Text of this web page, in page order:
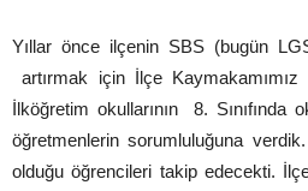
Yıllar önce ilçenin SBS (bugün
artırmak için İlçe
İlköğretim okullarının 8. Sınıfında
öğretmenlerin sorumluluğuna
olduğu öğrencileri takip edecekti.